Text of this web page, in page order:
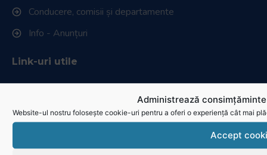
Administrează
Website-ul nostru folosește cookie-uri pentru a oferi o experiență cât mai
Accept
Conducere, comisii și departamente
Info - Anunțuri
Link-uri utile
Politica de utilizare cookies